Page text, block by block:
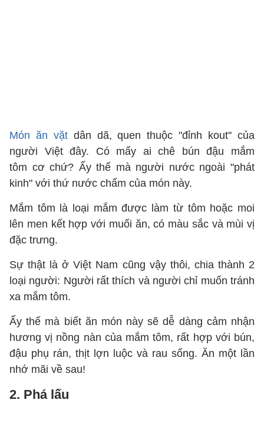
Món ăn vặtdân dã, quen thuộc "đỉnh kout" của
người Việt đây. Có mấy ai chê bún đậu mắm
tôm cơ chứ? Ấy thế mà người nước ngoài "phát
kinh" với thứ nước chấm của món này.
Mắm tôm là loại mắm được làm từ tôm hoặc moi
lên men kết hợp với muối ăn, có màu sắc và mùi vị
đặc trưng.
Sự thật là ở Việt Nam cũng vậy thôi, chia thành 2
loại người: Người rất thích và người chỉ muốn tránh
xa mắm tôm.
Ấy thế mà biết ăn món này sẽ dễ dàng cảm nhận
hương vị nồng nàn của mắm tôm, rất hợp với bún,
đậu phụ rán, thịt lợn luộc và rau sống. Ăn một lần
nhớ mãi về sau!
2. Phá lấu